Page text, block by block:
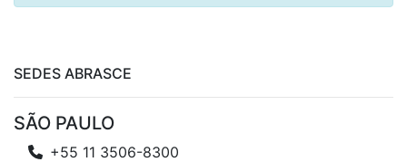
SEDES ABRASCE
SÃO PAULO
+55 11 3506-8300